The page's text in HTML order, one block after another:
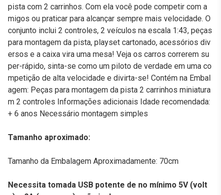
pista com 2 carrinhos. Com ela você pode competir com a
migos ou praticar para alcançar sempre mais velocidade. O
conjunto inclui 2 controles, 2 veículos na escala 1:43, peças
para montagem da pista, playset cartonado, acessórios div
ersos e a caixa vira uma mesa! Veja os carros correrem su
per-rápido, sinta-se como um piloto de verdade em uma co
mpetição de alta velocidade e divirta-se! Contém na Embal
agem: Peças para montagem da pista 2 carrinhos miniatura
m 2 controles Informações adicionais Idade recomendada:
+ 6 anos Necessário montagem simples
Tamanho aproximado:
Tamanho da Embalagem Aproximadamente: 70cm
Necessita tomada USB potente de no mínimo 5V (volt